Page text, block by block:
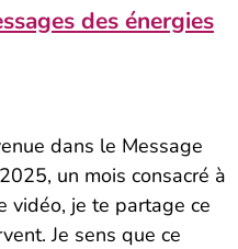
des énergies
dans le Message
un mois consacré à
vidéo, je te partage ce
Je sens que ce